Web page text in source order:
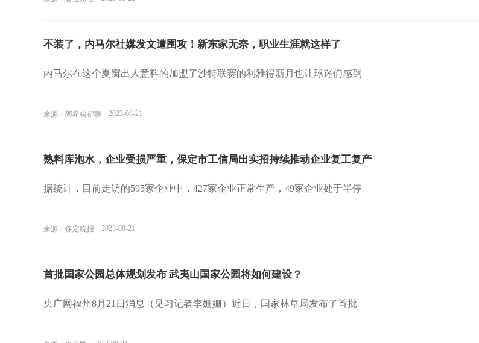
不装了，内马尔社媒发文遭围攻！新东家无奈，职业生涯就这样了
内马尔在这个夏窗出人意料的加盟了沙特联赛的利雅得新月也让球迷们感到
来源：阿希啥都聊 2023-08-21
熟料库泡水，企业受损严重，保定市工信局出实招持续推动企业复工复产
据统计，目前走访的595家企业中，427家企业正常生产，49家企业处于半停
来源：保定晚报 2023-08-21
首批国家公园总体规划发布 武夷山国家公园将如何建设？
央广网福州8月21日消息（见习记者李姗姗）近日，国家林草局发布了首批